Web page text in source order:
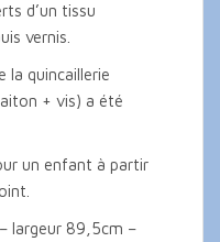
d’un tissu
vernis.
la quincaillerie
+ vis) a été
un enfant à partir
largeur 89,5cm –